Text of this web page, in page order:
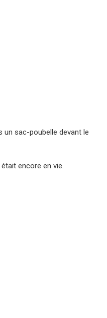
un sac-poubelle devant le
encore en vie.